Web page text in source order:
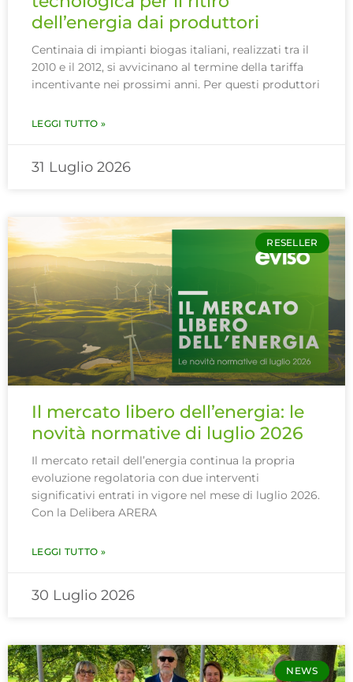
dell’energia dai produttori
Centinaia di impianti biogas italiani, realizzati tra il
2010 e il 2012, si avvicinano al termine della tariffa
incentivante nei prossimi anni. Per questi produttori
LEGGI TUTTO »
31 Luglio 2026
RESELLER
Il mercato libero dell’energia: le
novità normative di luglio 2026
Il mercato retail dell’energia continua la propria
evoluzione regolatoria con due interventi
significativi entrati in vigore nel mese di luglio 2026.
Con la Delibera ARERA
LEGGI TUTTO »
30 Luglio 2026
NEWS